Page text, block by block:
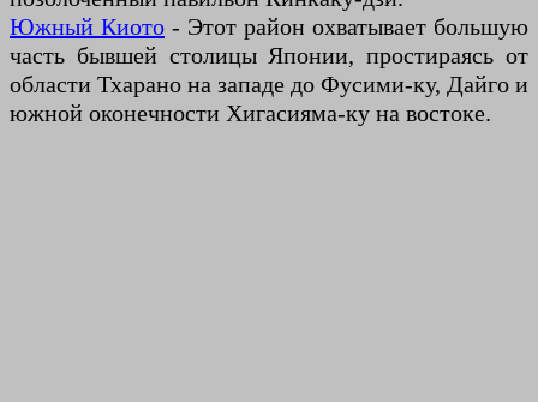
Южный Киото - Этот район охватывает большую
часть бывшей столицы Японии, простираясь от
области Тхарано на западе до Фусими-ку, Дайго и
южной оконечности Хигасияма-ку на востоке.